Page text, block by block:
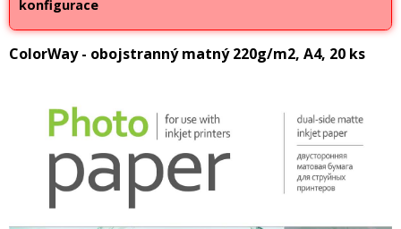
konfigurace
ColorWay - obojstranný matný 220g/m2, A4, 20 ks